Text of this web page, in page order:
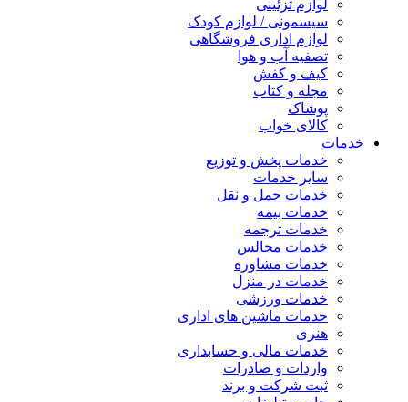
لوازم تزئینی
سیسمونی / لوازم کودک
لوازم اداری فروشگاهی
تصفیه آب و هوا
کیف و کفش
مجله و کتاب
پوشاک
کالای خواب
خدمات
خدمات پخش و توزیع
سایر خدمات
خدمات حمل و نقل
خدمات بیمه
خدمات ترجمه
خدمات مجالس
خدمات مشاوره
خدمات در منزل
خدمات ورزشی
خدمات ماشین های اداری
هنری
خدمات مالی و حسابداری
واردات و صادرات
ثبت شرکت و برند